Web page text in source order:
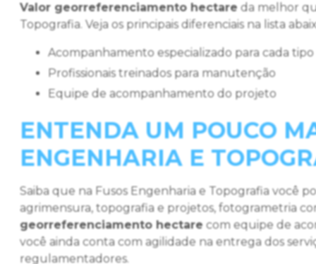
Valor georreferenciamento hectare da melhor
Topografia. Veja os principais diferenciais na lista
acompanhamento especializado para cada
profissionais treinados para manutenção
equipe de acompanhamento do projeto
ENTENDA UM POUCO
ENGENHARIA E
Saiba que na Fusos Engenharia e Topografia você
agrimensura, topografia e projetos, fotogrametria
georreferenciamento hectare com equipe de
você ainda conta com agilidade na entrega dos
regulamentadores.